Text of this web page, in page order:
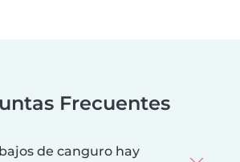
Frecuentes
de canguro hay